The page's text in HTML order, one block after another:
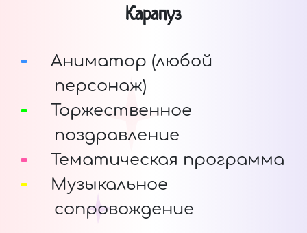
Карапуз
Аниматор (любой
персонаж)
Торжественное
поздравление
Тематическая программа
Музыкальное
сопровождение